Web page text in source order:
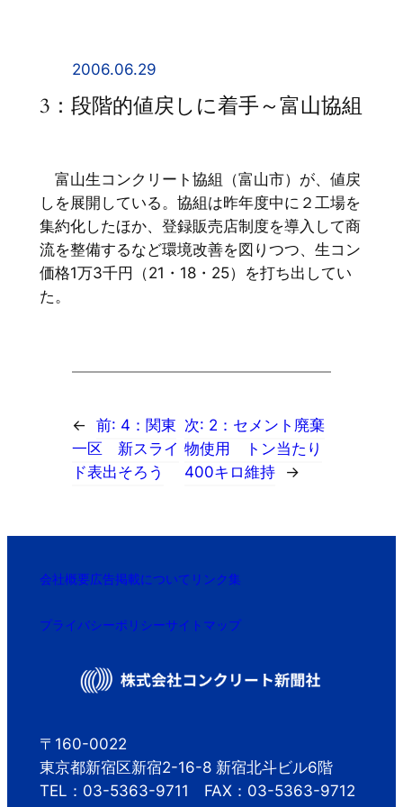
2006.06.29
3：段階的値戻しに着手～富山協組
富山生コンクリート協組（富山市）が、値戻
しを展開している。協組は昨年度中に２工場を
集約化したほか、登録販売店制度を導入して商
流を整備するなど環境改善を図りつつ、生コン
価格1万3千円（21・18・25）を打ち出してい
た。
← 前: 4：関東
一区 新スライ
ド表出そろう
次: 2：セメント廃棄
物使用 トン当たり
400キロ維持
→
会社概要広告掲載について リンク集
プライバシーポリシーサイトマップ
〒160-0022
東京都新宿区新宿2-16-8 新宿北斗ビル6階
TEL：03-5363-9711 FAX：03-5363-9712